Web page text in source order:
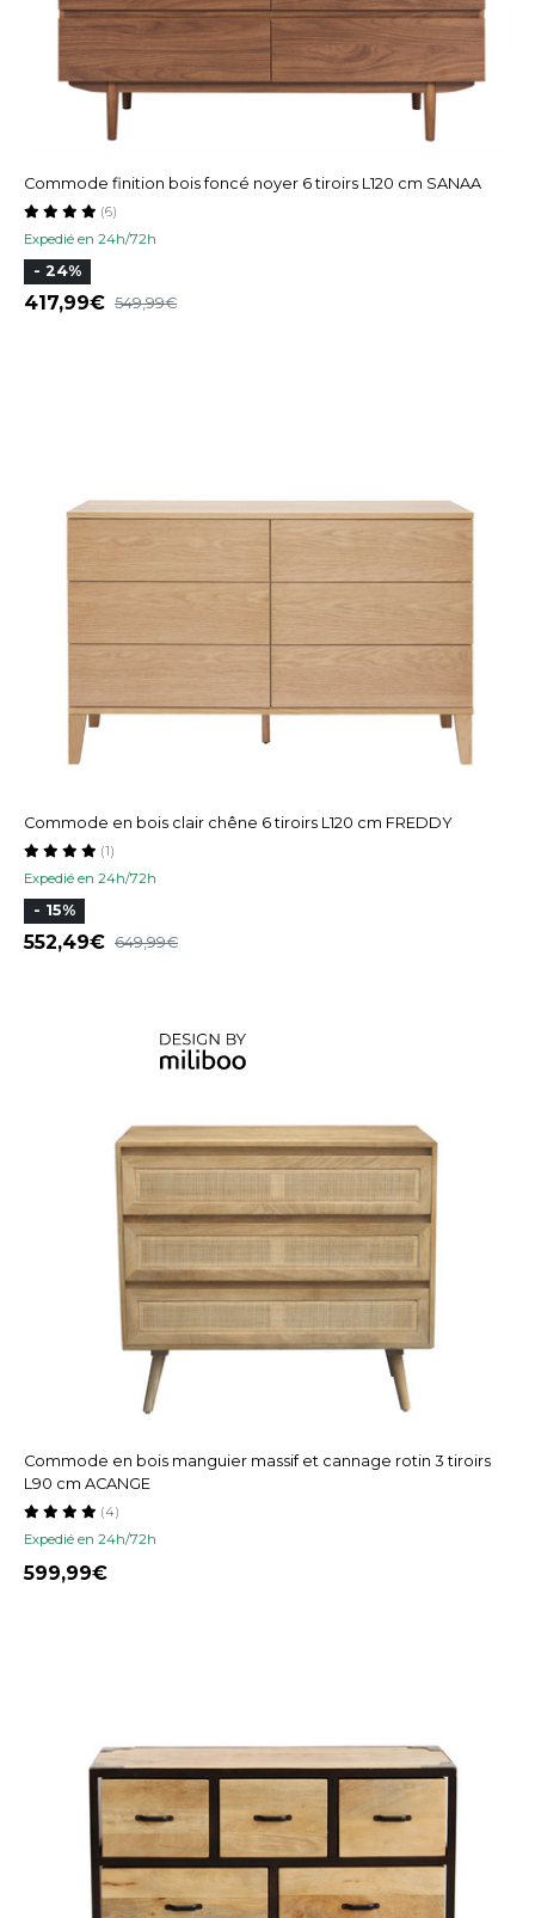
Commode finition bois foncé noyer 6 tiroirs L120 cm SANAA
Expedié en 24h/72h
(6)
- 24%
417,99 549,99
Commode en bois clair chêne 6 tiroirs L120 cm FREDDY
Expedié en 24h/72h
(1)
- 15%
552,49 649,99
Commode en bois manguier massif et cannage rotin 3 tiroirs
L90 cm ACANGE
Expedié en 24h/72h
(4)
599,99